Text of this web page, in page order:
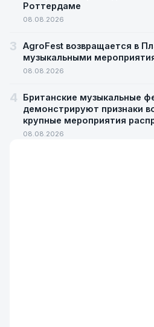
Роттердаме
08.08.2026
3
AgroFest возвращается в
музыкальными
08.08.2026
4
Британские музыкальные
демонстрируют признаки
крупные мероприятия
08.08.2026